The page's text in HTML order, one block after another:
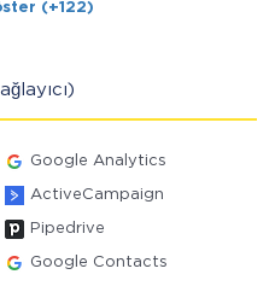
(+122)
Google Analytics
ActiveCampaign
Pipedrive
Google Contacts